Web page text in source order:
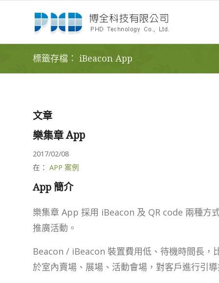
標籤存檔： iBeacon App
文章
樂集章 App
2017/02/08
在： APP 案例
App 簡介
樂集章 App 採用 iBeacon 及 QR code 兩種方
推廣活動。
Beacon / iBeacon 裝置費用低、待機時間長，
於室內賣場、展場、活動會場，對客戶進行引